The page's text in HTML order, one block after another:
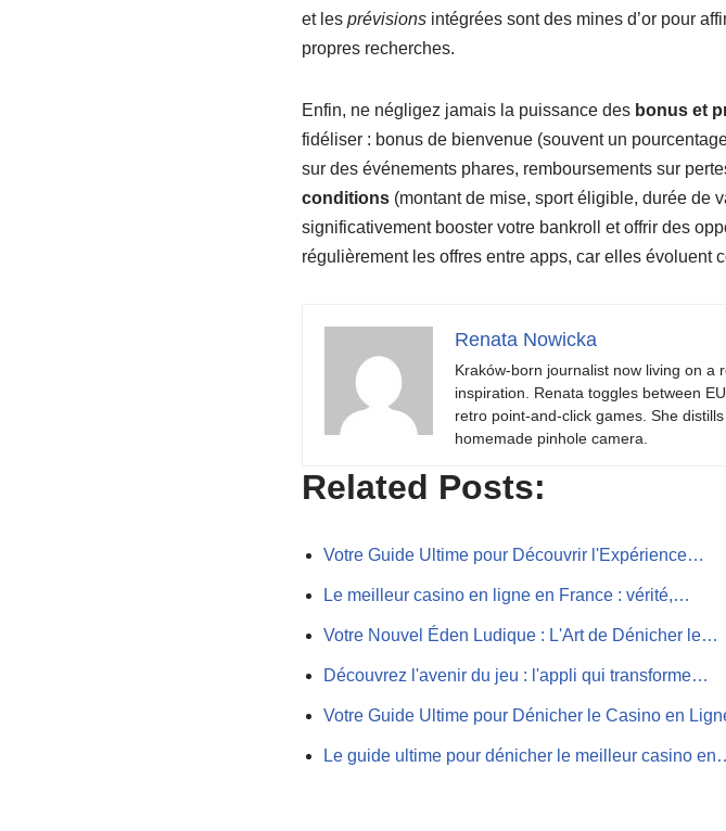
et les prévisionsintégrées sont des mines d’or pour
propres recherches.
Enfin, ne négligez jamais la puissance des bonus et
fidéliser : bonus de bienvenue (souvent un
sur des événements phares, remboursements sur
conditions(montant de mise, sport éligible, durée de
significativement booster votre bankroll et offrir des
régulièrement les offres entre apps, car elles évoluent
Renata Nowicka
Kraków-born journalist now living on a
inspiration. Renata toggles between
retro point-and-click games. She
homemade pinhole camera.
Related Posts:
Votre Guide Ultime pour Découvrir l'Expérience…
Le meilleur casino en ligne en France : vérité,…
Votre Nouvel Éden Ludique : L'Art de Dénicher le…
Découvrez l'avenir du jeu : l'appli qui transforme…
Votre Guide Ultime pour Dénicher le Casino en
Le guide ultime pour dénicher le meilleur casino